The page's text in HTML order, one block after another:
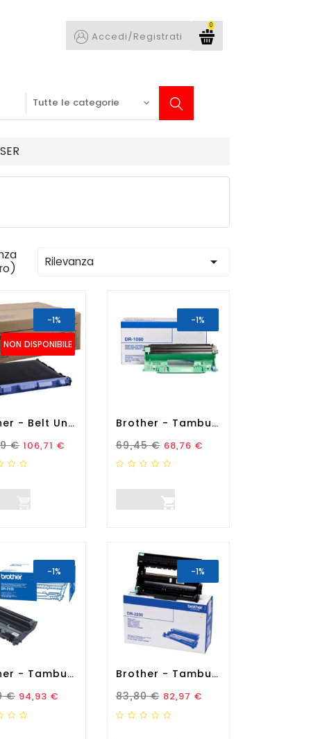
0
Accedi/Registrati
Rilevanza 
NON DISPONIBILE
-1%
Brother - Belt Unit -...
Standard
€ Prezzo
106,71 €
-1%
Brother - Tamburo - Nero -...
Prezzo Standard
69,45 € Prezzo
68,76 €

-1%
Brother - Tamburo - Nero -...
Standard
€ Prezzo
94,93 €
-1%
Brother - Tamburo - Nero -...
Prezzo Standard
83,80 € Prezzo
82,97 €